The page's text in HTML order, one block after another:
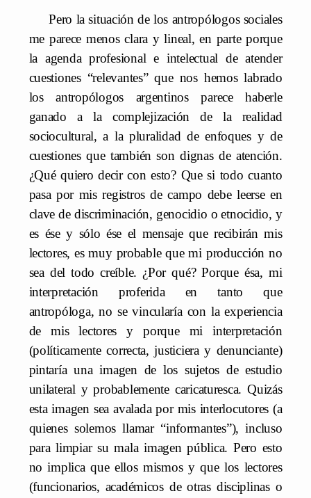
Pero la situación de los antropólogos sociales
me parece menos clara y lineal, en parte porque
la agenda profesional e intelectual de atender
cuestiones “relevantes” que nos hemos labrado
los antropólogos argentinos parece haberle
ganado a la complejización de la realidad
sociocultural, a la pluralidad de enfoques y de
cuestiones que también son dignas de atención.
¿Qué quiero decir con esto? Que si todo cuanto
pasa por mis registros de campo debe leerse en
clave de discriminación, genocidio o etnocidio, y
es ése y sólo ése el mensaje que recibirán mis
lectores, es muy probable que mi producción no
sea del todo creíble. ¿Por qué? Porque ésa, mi
interpretación proferida en tanto que
antropóloga, no se vincularía con la experiencia
de mis lectores y porque mi interpretación
(políticamente correcta, justiciera y denunciante)
pintaría una imagen de los sujetos de estudio
unilateral y probablemente caricaturesca. Quizás
esta imagen sea avalada por mis interlocutores (a
quienes solemos llamar “informantes”), incluso
para limpiar su mala imagen pública. Pero esto
no implica que ellos mismos y que los lectores
(funcionarios, académicos de otras disciplinas o